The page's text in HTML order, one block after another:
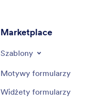
Marketplace
Szablony
Motywy formularzy
Widżety formularzy